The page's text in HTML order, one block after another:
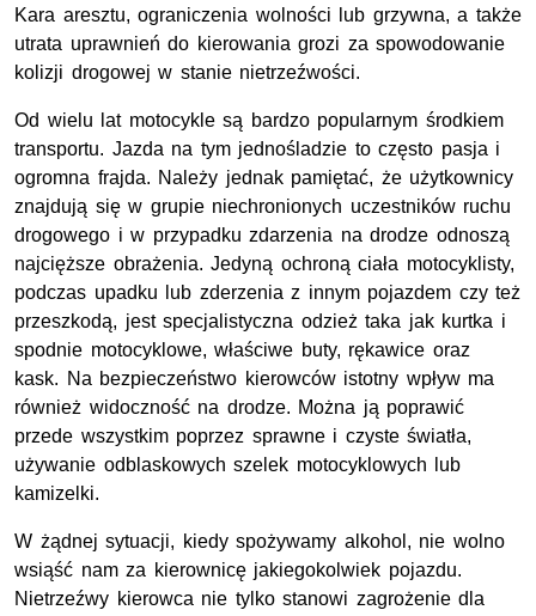
Kara aresztu, ograniczenia wolności lub grzywna, a także
utrata uprawnień do kierowania grozi za spowodowanie
kolizji drogowej w stanie nietrzeźwości.
Od wielu lat motocykle są bardzo popularnym środkiem
transportu. Jazda na tym jednośladzie to często pasja i
ogromna frajda. Należy jednak pamiętać, że użytkownicy
znajdują się w grupie niechronionych uczestników ruchu
drogowego i w przypadku zdarzenia na drodze odnoszą
najcięższe obrażenia. Jedyną ochroną ciała motocyklisty,
podczas upadku lub zderzenia z innym pojazdem czy też
przeszkodą, jest specjalistyczna odzież taka jak kurtka i
spodnie motocyklowe, właściwe buty, rękawice oraz
kask. Na bezpieczeństwo kierowców istotny wpływ ma
również widoczność na drodze. Można ją poprawić
przede wszystkim poprzez sprawne i czyste światła,
używanie odblaskowych szelek motocyklowych lub
kamizelki.
W żądnej sytuacji, kiedy spożywamy alkohol, nie wolno
wsiąść nam za kierownicę jakiegokolwiek pojazdu.
Nietrzeźwy kierowca nie tylko stanowi zagrożenie dla